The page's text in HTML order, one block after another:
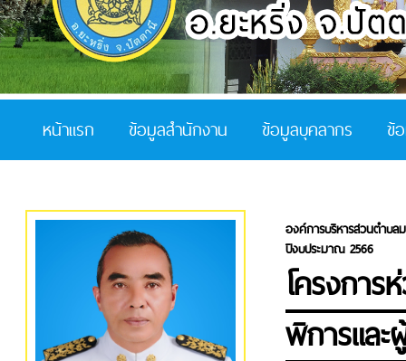
หน้าแรก ข้อมูลสำนักงาน ข้อมูลบุคลากร ข้
องค์การบริหารส่วนตำบล
ปีงบประมาณ 2566
โครงกา
พิการและ